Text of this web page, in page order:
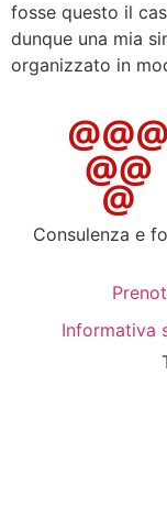
fosse questo il
dunque una mia
organizzato in
Consulenza e
Informativa